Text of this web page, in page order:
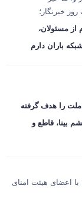
خبرنگار؛
از مسئولان،
باران دارم
را هدف گرفته
بینا، قاطع و
اعضای هیئت امنای